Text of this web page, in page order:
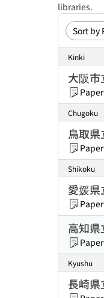
libraries.
Kinki
大阪
Paper
Chugoku
鳥取
Paper
Shikoku
愛媛
Paper
高知
Paper
Kyushu
長崎